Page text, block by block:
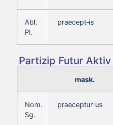
Abl.
Pl.
praecept‑is
Partizip Futur Aktiv
mask.
Nom.
Sg.
praeceptur‑us